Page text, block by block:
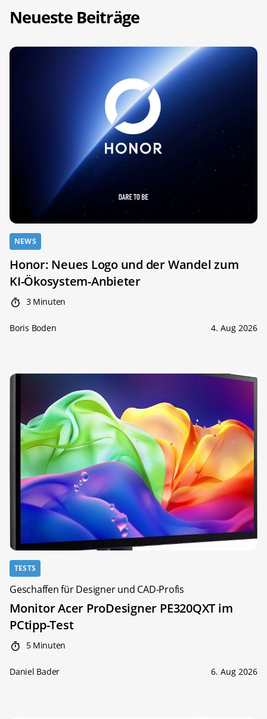
Neueste Beiträge
NEWS
Honor: Neues Logo und der Wandel zum
KI-Ökosystem-Anbieter
3 Minuten
Boris Boden 4. Aug 2026
TESTS
Geschaffen für Designer und CAD-Profis
Monitor Acer ProDesigner PE320QXT im
PCtipp-Test
5 Minuten
Daniel Bader 6. Aug 2026